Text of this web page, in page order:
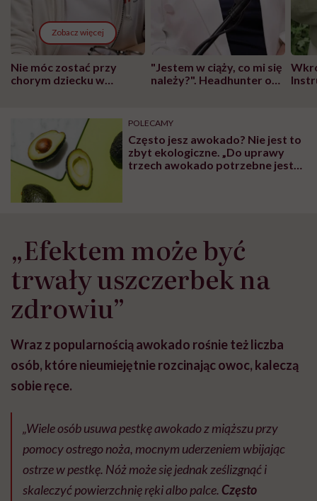
Zobacz więcej
Nie móc zostać przy
chorym dziecku w
może chyba tylko
głupota i brak
wyobraźni"
"Jestem w ciąży, co mi się
należy?". Headhunter o
pracy
POLECAMY
Często jesz awokado? Nie jest to
zbyt ekologiczne. „Do uprawy
trzech awokado potrzebne jest
„Efektem może być
trwały uszczerbek na
zdrowiu”
Wraz z popularnością awokado rośnie też liczba
osób, które nieumiejętnie rozcinając owoc, kaleczą
sobie ręce.
„Wiele osób usuwa pestkę awokado z miąższu przy
pomocy ostrego noża, mocnym uderzeniem wbijając
ostrze w pestkę. Nóż może się jednak ześlizgnąć i
skaleczyć powierzchnię ręki albo palce. Często